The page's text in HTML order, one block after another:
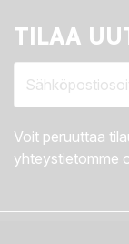
TILAA
Voit peruuttaa
yhteystietomme